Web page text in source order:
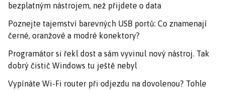
bezplatným nástrojem, než přijdete o data
Poznejte tajemství barevných USB portů: Co znamenají
černé, oranžové a modré konektory?
Programátor si řekl dost a sám vyvinul nový nástroj. Tak
dobrý čistič Windows tu ještě nebyl
Vypínáte Wi-Fi router při odjezdu na dovolenou? Tohle